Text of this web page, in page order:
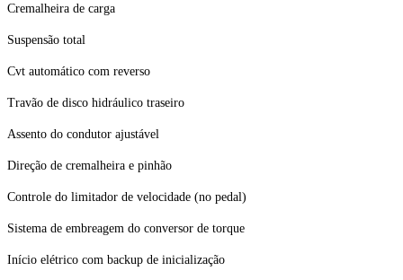
Cremalheira de carga
Suspensão total
Cvt automático com reverso
Travão de disco hidráulico traseiro
Assento do condutor ajustável
Direção de cremalheira e pinhão
Controle do limitador de velocidade (no pedal)
Sistema de embreagem do conversor de torque
Início elétrico com backup de inicialização